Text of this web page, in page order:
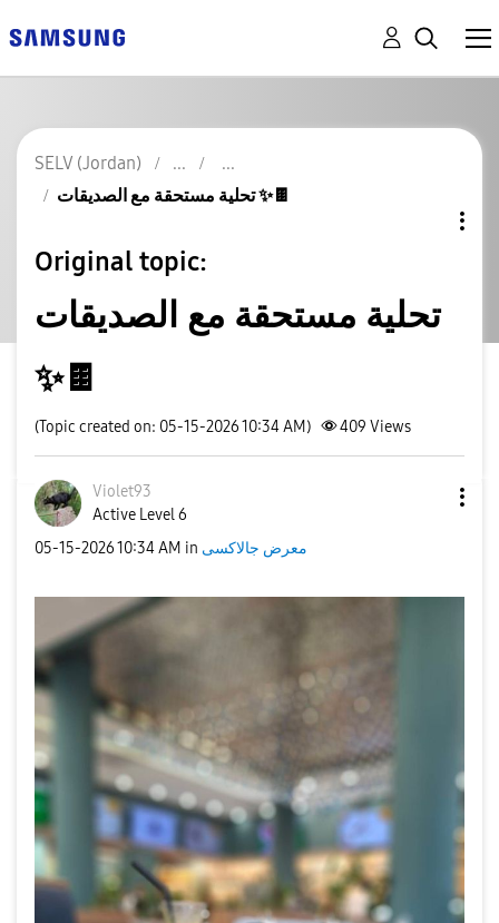
SELV (Jordan)
​تحلية مستحقة مع الصديقات ✨🍫
Original topic:
​تحلية مستحقة مع الصديقات
✨🍫
(Topic created on: 05-15-2026 10:34 AM) 409 Views
Violet93
Active Level 6
‎05-15-202610:34 AM in معرض جالاكسى